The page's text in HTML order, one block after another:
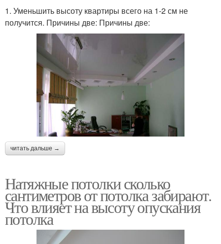
1. Уменьшить высоту квартиры всего на 1-2 см не
получится. Причины две: Причины две:
читать дальше →
Натяжные потолки сколько
сантиметров от потолка забирают.
Что влияет на высоту опускания
потолка